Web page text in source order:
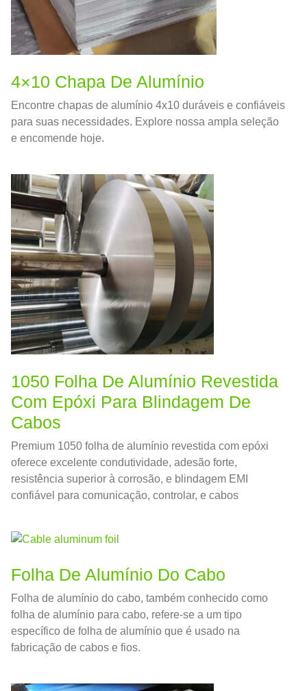
4×10 Chapa De Alumínio
Encontre chapas de alumínio 4x10 duráveis ​​e confiáveis
​​para suas necessidades. Explore nossa ampla seleção
e encomende hoje.
1050 Folha De Alumínio Revestida
Com Epóxi Para Blindagem De
Cabos
Premium 1050 folha de alumínio revestida com epóxi
oferece excelente condutividade, adesão forte,
resistência superior à corrosão, e blindagem EMI
confiável para comunicação, controlar, e cabos
Folha De Alumínio Do Cabo
Folha de alumínio do cabo, também conhecido como
folha de alumínio para cabo, refere-se a um tipo
específico de folha de alumínio que é usado na
fabricação de cabos e fios.